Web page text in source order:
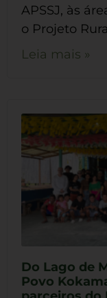
APSSJ, às
o Projeto
Leia mais »
Do Lago de
Povo